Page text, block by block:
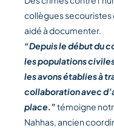
collègues secouristes
aidé à documenter.
“Depuis le début du
les populations
les avons établies à
collaboration avec
place.”témoigne
Nahhas, ancien